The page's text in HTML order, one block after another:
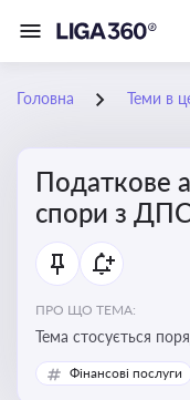
Головна Теми в
Податкове
спори з
ПРО ЩО ТЕМА:
Тема стосується
податкових органів,
податкових
Фінансові послуги